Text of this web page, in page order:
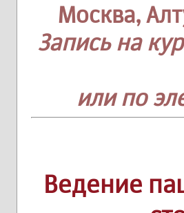
Москва,
Запись на
или по
Ведение